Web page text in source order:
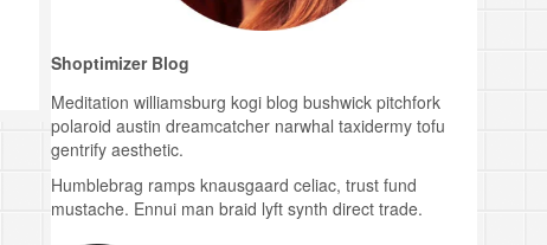
Shoptimizer Blog
Meditation williamsburg kogi blog bushwick pitchfork
polaroid austin dreamcatcher narwhal taxidermy tofu
gentrify aesthetic.
Humblebrag ramps knausgaard celiac, trust fund
mustache. Ennui man braid lyft synth direct trade.